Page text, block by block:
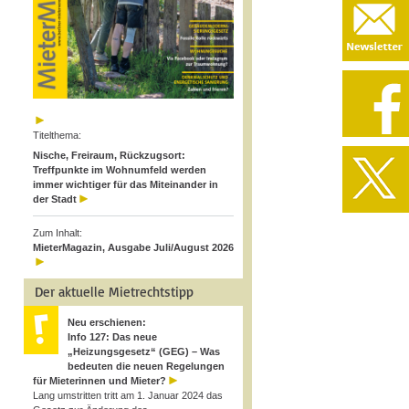
Titelthema:
Nische, Freiraum, Rückzugsort:
Treffpunkte im Wohnumfeld werden
immer wichtiger für das Miteinander in
der Stadt
Zum Inhalt:
MieterMagazin, Ausgabe Juli/August 2026
Der aktuelle Mietrechtstipp
Neu erschienen:
Info 127: Das neue
„Heizungsgesetz“ (GEG) – Was
bedeuten die neuen Regelungen
für Mieterinnen und Mieter?
Lang umstritten tritt am 1. Januar 2024 das